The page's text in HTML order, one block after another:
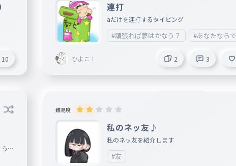
10
連打
aだけを連打するタイピング
#頑張れば夢はかなう？ #あなたなら
ひよこ！ 2 3
ち
難易度
私のネッ友♪
私のネッ友を紹介します
#友